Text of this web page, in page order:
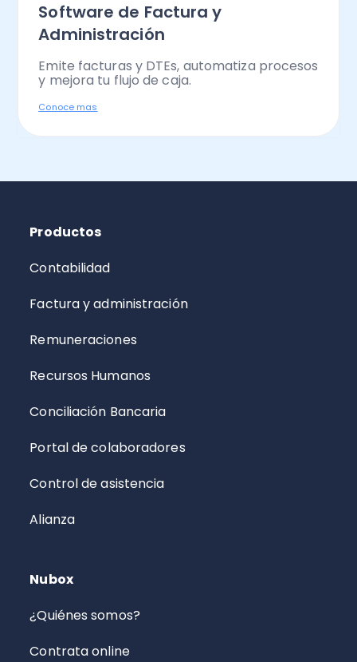
Software de Factura y
Administración
Emite facturas y DTEs, automatiza procesos
y mejora tu flujo de caja.
Conoce mas
Productos
Contabilidad
Factura y administración
Remuneraciones
Recursos Humanos
Conciliación Bancaria
Portal de colaboradores
Control de asistencia
Alianza
Nubox
¿Quiénes somos?
Contrata online